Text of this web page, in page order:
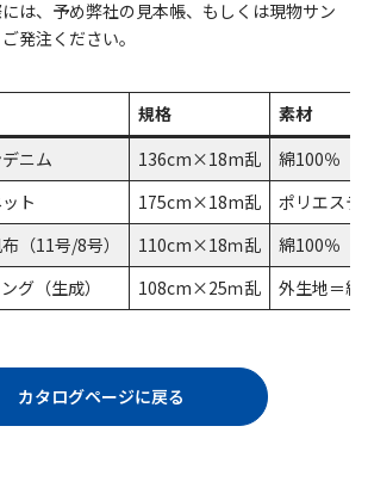
は、予め弊社の見本帳、もしくは現物サン
発注ください。
規格
素材
ニム 136cm×18m乱
綿100％
ト 175cm×18m乱
ポリエステ
（11号/8号）
110cm×18ｍ乱
綿100％
グ（生成） 108cm×25ｍ乱 外生地＝
カタログページに戻る